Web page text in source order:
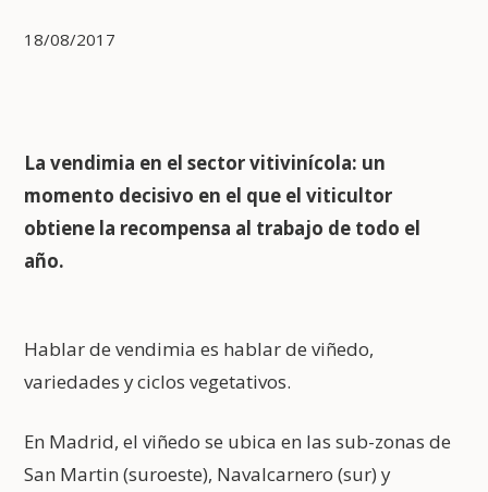
18/08/2017
La vendimia en el sector vitivinícola: un
momento decisivo en el que el viticultor
obtiene la recompensa al trabajo de todo el
año.
Hablar de vendimia es hablar de viñedo,
variedades y ciclos vegetativos.
En Madrid, el viñedo se ubica en las sub-zonas de
San Martin (suroeste), Navalcarnero (sur) y